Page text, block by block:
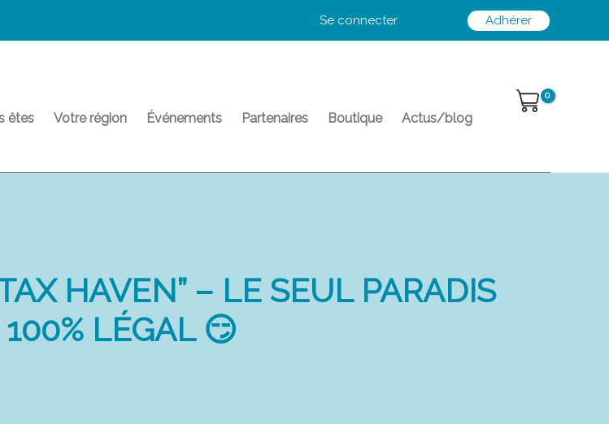
Se connecter Adhérer
êtes Votre région Événements Partenaires Boutique Actus/blog
HAVEN” – LE SEUL PARADIS
LÉGAL 😏